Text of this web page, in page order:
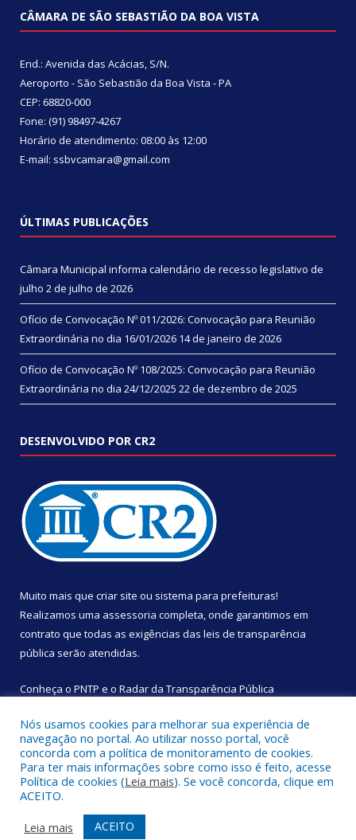
CÂMARA DE SÃO SEBASTIÃO DA BOA VISTA
End.: Avenida das Acácias, S/N.
Aeroporto - São Sebastião da Boa Vista - PA
CEP: 68820-000
Fone: (91) 98497-4267
Horário de atendimento: 08:00 às 12:00
E-mail: ssbvcamara@gmail.com
ÚLTIMAS PUBLICAÇÕES
Câmara Municipal informa calendário de recesso legislativo de
julho 2 de julho de 2026
Ofício de Convocação Nº 011/2026: Convocação para Reunião
Extraordinária no dia 16/01/2026 14 de janeiro de 2026
Ofício de Convocação Nº 108/2025: Convocação para Reunião
Extraordinária no dia 24/12/2025 22 de dezembro de 2025
DESENVOLVIDO POR CR2
Muito mais que criar site ou sistema para prefeituras!
Realizamos uma assessoria completa, onde garantimos em
contrato que todas as exigências das leis de transparência
pública serão atendidas.
Conheça o PNTP e o Radar da Transparência Pública
Todos os direitos reservados a Câmara Municipal de São
Sebastião da Boa Vista.
Mapa do Site
Acessar Área Administrativa
Nós usamos cookies para melhorar sua experiência de
navegação no portal. Ao utilizar nosso portal, você
concorda com a política de monitoramento de cookies.
Para ter mais informações sobre como isso é feito, acesse
Política de cookies (Leia mais). Se você concorda, clique em
ACEITO.
Leia mais
ACEITO